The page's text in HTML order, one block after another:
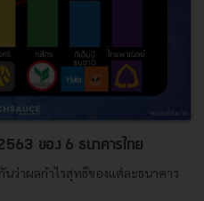
ของ 6 ธนาคารไทย
ว่าผลกำไรสุทธิของแต่ละธนาคาร